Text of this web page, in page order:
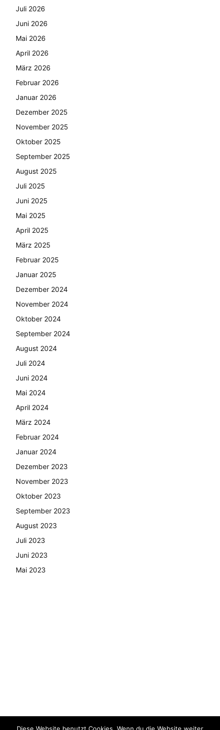
Juli 2026
Juni 2026
Mai 2026
April 2026
März 2026
Februar 2026
Januar 2026
Dezember 2025
November 2025
Oktober 2025
September 2025
August 2025
Juli 2025
Juni 2025
Mai 2025
April 2025
März 2025
Februar 2025
Januar 2025
Dezember 2024
November 2024
Oktober 2024
September 2024
August 2024
Juli 2024
Juni 2024
Mai 2024
April 2024
März 2024
Februar 2024
Januar 2024
Dezember 2023
November 2023
Oktober 2023
September 2023
August 2023
Juli 2023
Juni 2023
Mai 2023